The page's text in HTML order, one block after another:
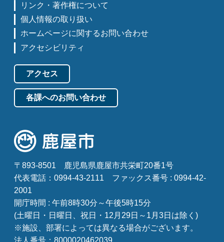
リンク・著作権について
個人情報の取り扱い
ホームページに関するお問い合わせ
アクセシビリティ
アクセス
各課へのお問い合わせ
〒893-8501
鹿児島県鹿屋市共栄町20番1号
代表電話：0994-43-2111
ファックス番号 : 0994-42-
2001
開庁時間 : 午前8時30分～午後5時15分
(土曜日・日曜日、祝日・12月29日～1月3日は除く)
※施設、部署によっては異なる場合がございます。